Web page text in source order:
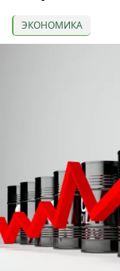
ЭКОНОМИКА